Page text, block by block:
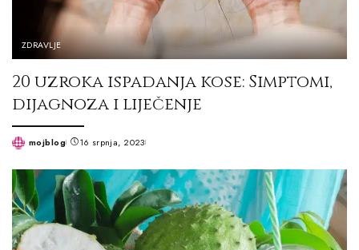
ZDRAVLJE
20 uzroka ispadanja kose: Simptomi,
dijagnoza i liječenje
Postedmojblog 16 srpnja, 2023